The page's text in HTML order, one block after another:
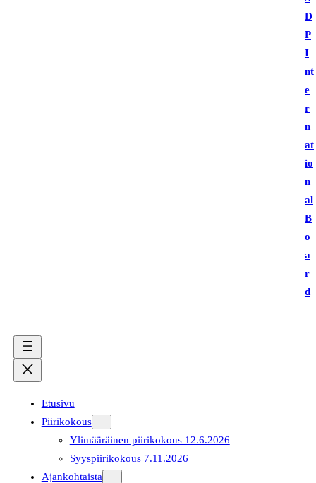
D
P
I
nt
e
r
n
at
io
n
al
B
o
a
r
d
Etusivu
Piirikokous
Ylimääräinen piirikokous 12.6.2026
Syyspiirikokous 7.11.2026
Ajankohtaista